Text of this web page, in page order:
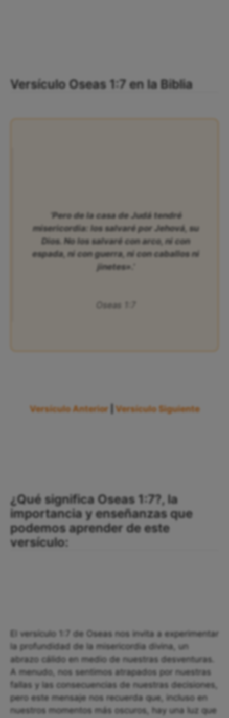
Versículo Oseas 1:7 en la Biblia
‘Pero de la casa de Judá tendré
misericordia: los salvaré por Jehová, su
Dios. No los salvaré con arco, ni con
espada, ni con guerra, ni con caballos ni
jinetes».’
Oseas 1:7
Versículo Anterior Versículo Siguiente
¿Qué significa Oseas 1:7?, la
importancia y enseñanzas que
podemos aprender de este
versículo:
El versículo 1:7 de Oseas nos invita a experimentar
la profundidad de la misericordia divina, un
abrazo cálido en medio de nuestras desventuras.
A menudo, nos sentimos atrapados por nuestras
fallas y las consecuencias de nuestras decisiones,
pero este mensaje nos recuerda que, incluso en
nuestros momentos más oscuros, hay una luz que